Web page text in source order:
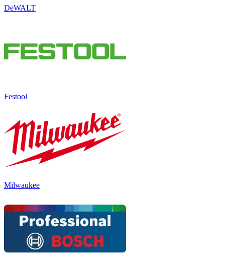
DeWALT
Festool
Milwaukee